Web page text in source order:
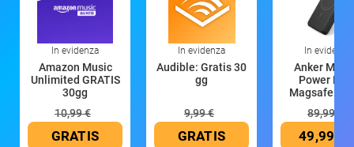
In evidenza
Amazon Music
Unlimited GRATIS
30gg
10,99 €
GRATIS
In evidenza
Audible: Gratis 30
gg
9,99 €
GRATIS
In evidenza
Anker
Power
Magsafe
89,99 €
49,99 €